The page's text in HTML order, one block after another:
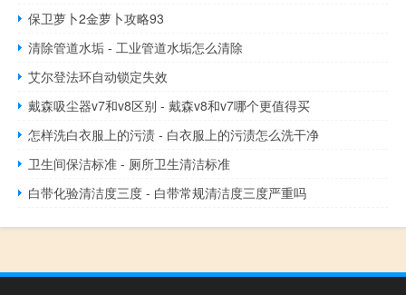
保卫萝卜2金萝卜攻略93
清除管道水垢 - 工业管道水垢怎么清除
艾尔登法环自动锁定失效
戴森吸尘器v7和v8区别 - 戴森v8和v7哪个更值得买
怎样洗白衣服上的污渍 - 白衣服上的污渍怎么洗干净
卫生间保洁标准 - 厕所卫生清洁标准
白带化验清洁度三度 - 白带常规清洁度三度严重吗